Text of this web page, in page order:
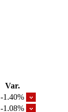
Var.
-1.40%
-1.08%